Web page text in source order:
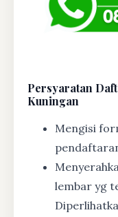
Persyaratan
Kuningan
Mengisi
lembar yg